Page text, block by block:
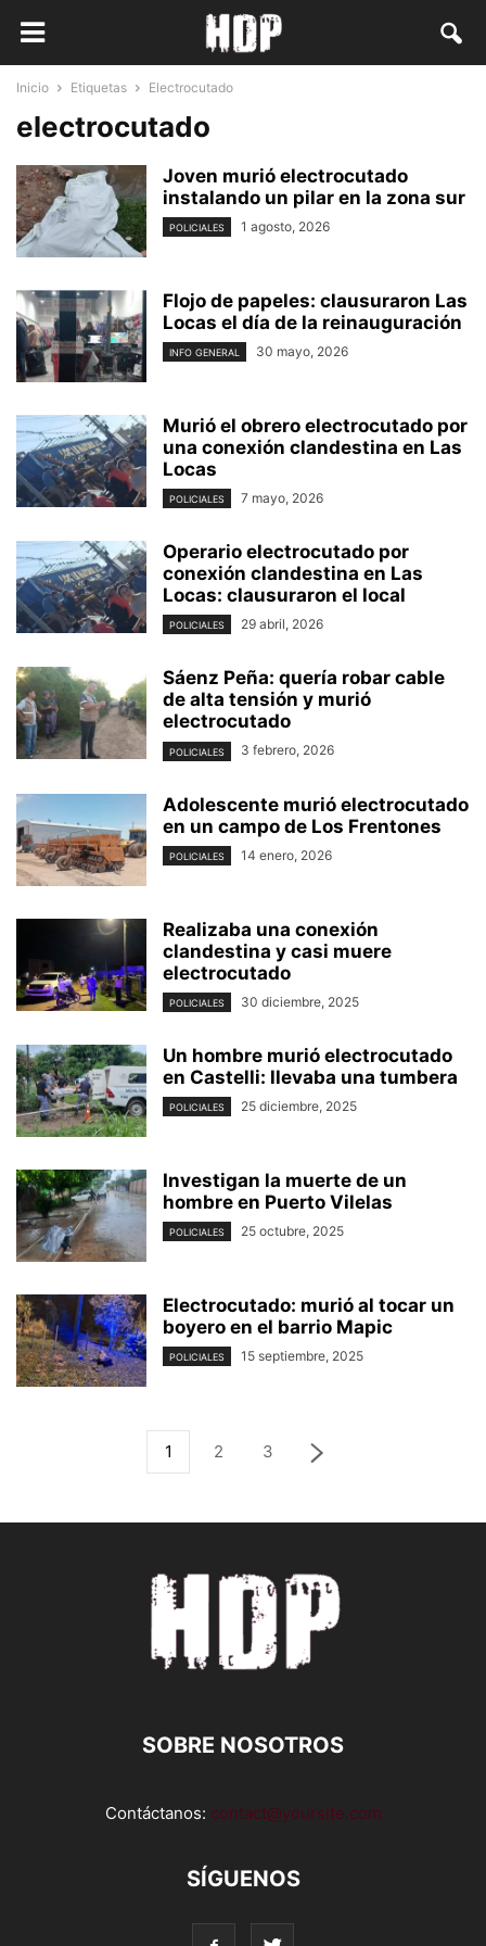
Inicio Etiquetas Electrocutado
electrocutado
Joven murió electrocutado
instalando un pilar en la zona sur
POLICIALES 1 agosto, 2026
Flojo de papeles: clausuraron Las
Locas el día de la reinauguración
INFO GENERAL 30 mayo, 2026
Murió el obrero electrocutado por
una conexión clandestina en Las
Locas
POLICIALES 7 mayo, 2026
Operario electrocutado por
conexión clandestina en Las
Locas: clausuraron el local
POLICIALES 29 abril, 2026
Sáenz Peña: quería robar cable
de alta tensión y murió
electrocutado
POLICIALES 3 febrero, 2026
Adolescente murió electrocutado
en un campo de Los Frentones
POLICIALES 14 enero, 2026
Realizaba una conexión
clandestina y casi muere
electrocutado
POLICIALES 30 diciembre, 2025
Un hombre murió electrocutado
en Castelli: llevaba una tumbera
POLICIALES 25 diciembre, 2025
Investigan la muerte de un
hombre en Puerto Vilelas
POLICIALES 25 octubre, 2025
Electrocutado: murió al tocar un
boyero en el barrio Mapic
POLICIALES 15 septiembre, 2025
1 2 3
SOBRE NOSOTROS
Contáctanos: contact@yoursite.com
SÍGUENOS